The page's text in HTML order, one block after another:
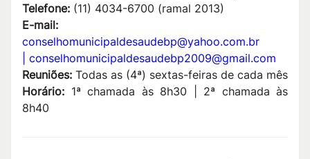
Telefone: (11) 4034-6700 (ramal 2013)
E-mail:
conselhomunicipaldesaudebp@yahoo.com.br
conselhomunicipaldesaudebp2009@gmail.com
Reuniões: Todas as (4ª) sextas-feiras de cada mês
Horário: 1ª chamada às 8h30 | 2ª chamada às
8h40